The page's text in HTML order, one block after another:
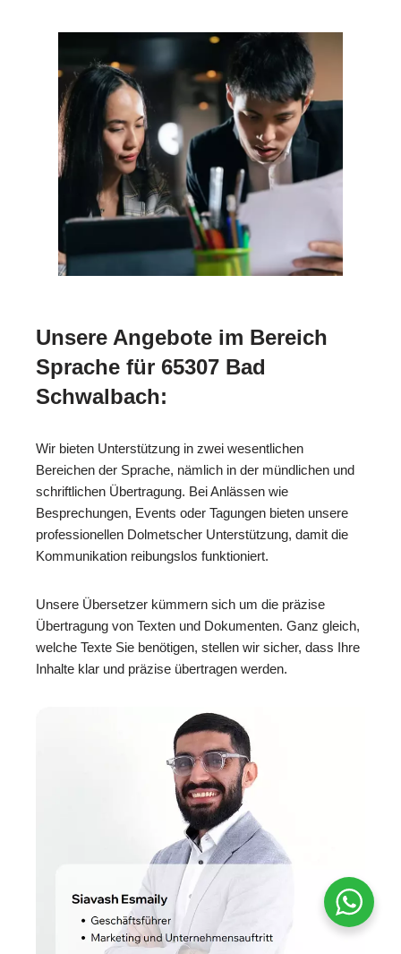
Unsere Angebote im Bereich
Sprache für 65307 Bad
Schwalbach:
Wir bieten Unterstützung in zwei wesentlichen
Bereichen der Sprache, nämlich in der mündlichen und
schriftlichen Übertragung. Bei Anlässen wie
Besprechungen, Events oder Tagungen bieten unsere
professionellen Dolmetscher Unterstützung, damit die
Kommunikation reibungslos funktioniert.
Unsere Übersetzer kümmern sich um die präzise
Übertragung von Texten und Dokumenten. Ganz gleich,
welche Texte Sie benötigen, stellen wir sicher, dass Ihre
Inhalte klar und präzise übertragen werden.